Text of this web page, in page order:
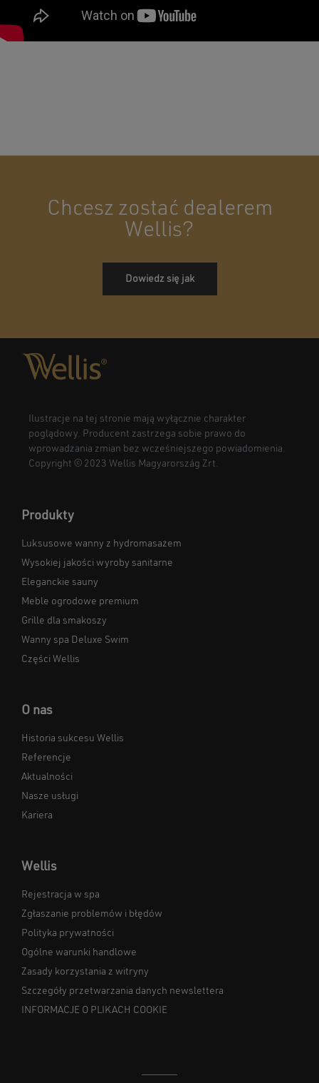
Chcesz zostać dealerem
Wellis?
Dowiedz się jak
Ilustracje na tej stronie mają wyłącznie charakter
poglądowy. Producent zastrzega sobie prawo do
wprowadzania zmian bez wcześniejszego powiadomienia.
Copyright © 2023 Wellis Magyarország Zrt.
Produkty
Luksusowe wanny z hydromasażem
Wysokiej jakości wyroby sanitarne
Eleganckie sauny
Meble ogrodowe premium
Grille dla smakoszy
Wanny spa Deluxe Swim
Części Wellis
O nas
Historia sukcesu Wellis
Referencje
Aktualności
Nasze usługi
Kariera
Wellis
Rejestracja w spa
Zgłaszanie problemów i błędów
Polityka prywatności
Ogólne warunki handlowe
Zasady korzystania z witryny
Szczegóły przetwarzania danych newslettera
INFORMACJE O PLIKACH COOKIE